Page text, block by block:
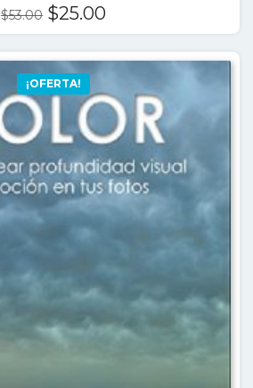
$53.00 El
precio
original
era:
$53.00.
$25.00
precio
actual
$25.00.
¡OFERTA!